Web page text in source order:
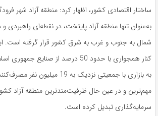
ساختار اقتصادی کشور، اظهار کرد: منطقه آزاد شهر
به‌عنوان تنها منطقه آزاد پایتخت، در نقطه‌ای راهبردی
شمال به جنوب و غرب به شرق کشور قرار گرفته است.
کنار همجواری با حدود 50 درصد از
به بازاری با جمعیتی نزدیک به 19
مهم‌ترین و در عین حال ظرفیت‌مندترین منطقه آزاد
سرمایه‌گذاری تبدیل کرده است.